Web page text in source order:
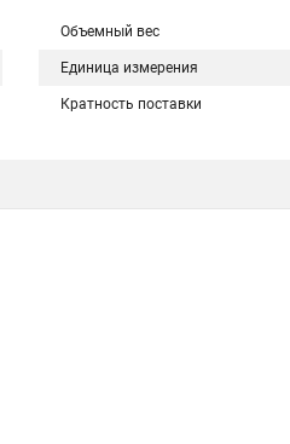
Объемный вес
Единица измерения
Кратность поставки